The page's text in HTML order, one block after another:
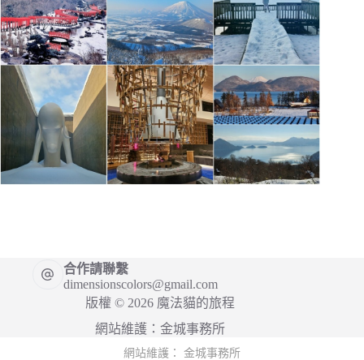
合作請聯繫
dimensionscolors@gmail.com
版權 © 2026 魔法貓的旅程
網站維護：金城事務所
網站維護： 金城事務所